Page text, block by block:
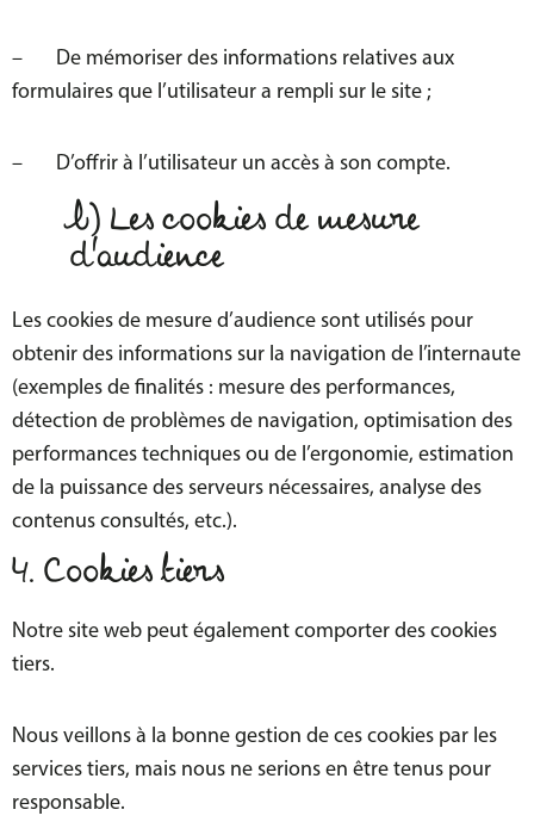
– De mémoriser des informations relatives aux
formulaires que l’utilisateur a rempli sur le site ;
– D’offrir à l’utilisateur un accès à son compte.
b) Les cookies de mesure
d'audience
Les cookies de mesure d’audience sont utilisés pour
obtenir des informations sur la navigation de l’internaute
(exemples de finalités : mesure des performances,
détection de problèmes de navigation, optimisation des
performances techniques ou de l’ergonomie, estimation
de la puissance des serveurs nécessaires, analyse des
contenus consultés, etc.).
4. Cookies tiers
Notre site web peut également comporter des cookies
tiers.
Nous veillons à la bonne gestion de ces cookies par les
services tiers, mais nous ne serions en être tenus pour
responsable.